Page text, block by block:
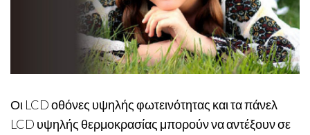
Οι LCD οθόνες υψηλής φωτεινότητας και τα πάνελ
LCD υψηλής θερμοκρασίας μπορούν να αντέξουν σε